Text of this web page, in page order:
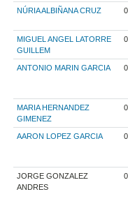
NÚRIA ALBIÑANA CRUZ
MIGUEL ANGEL LATORRE
GUILLEM
ANTONIO MARIN GARCIA
MARIA HERNANDEZ
GIMENEZ
AARON LOPEZ GARCIA
JORGE GONZALEZ
ANDRES